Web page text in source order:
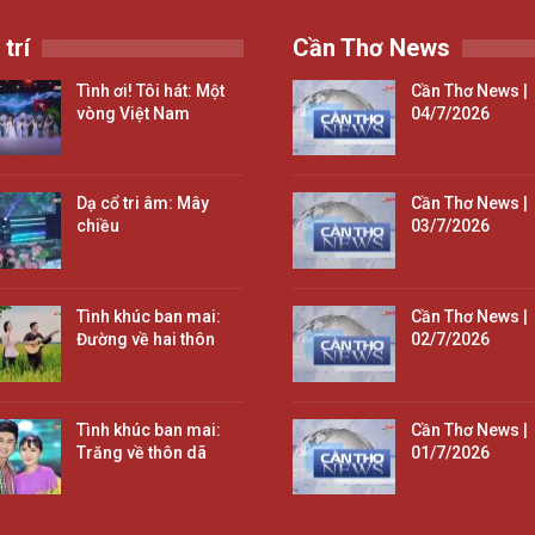
trí
Tình ơi! Tôi hát: Một
vòng Việt Nam
Dạ cổ tri âm: Mây
chiều
Tình khúc ban mai:
Đường về hai thôn
Tình khúc ban mai:
Trăng về thôn dã
Cần Thơ News
Cần Thơ News |
04/7/2026
Cần Thơ News |
03/7/2026
Cần Thơ News |
02/7/2026
Cần Thơ News |
01/7/2026